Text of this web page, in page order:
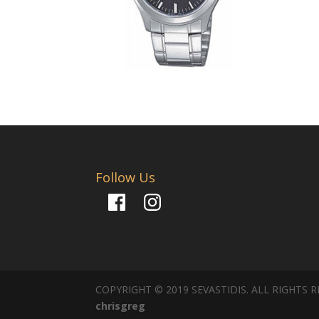
Follow Us
FacebookInstagram
COPYRIGHT © 2019 SEVASTIDIS. ALL RIGHTS
chrisgreg